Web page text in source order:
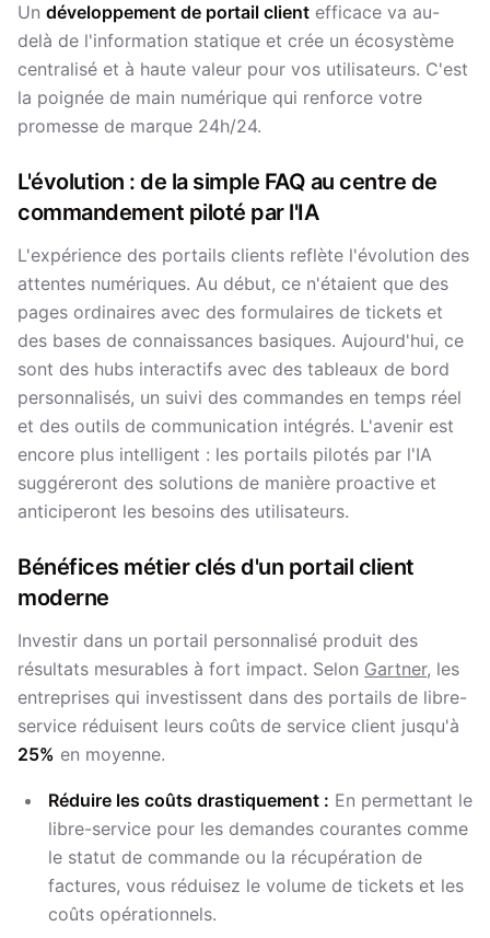
Un développement de portail client efficace va au-
delà de l'information statique et crée un écosystème
centralisé et à haute valeur pour vos utilisateurs. C'est
la poignée de main numérique qui renforce votre
promesse de marque 24h/24.
L'évolution : de la simple FAQ au centre de
commandement piloté par l'IA
L'expérience des portails clients reflète l'évolution des
attentes numériques. Au début, ce n'étaient que des
pages ordinaires avec des formulaires de tickets et
des bases de connaissances basiques. Aujourd'hui, ce
sont des hubs interactifs avec des tableaux de bord
personnalisés, un suivi des commandes en temps réel
et des outils de communication intégrés. L'avenir est
encore plus intelligent : les portails pilotés par l'IA
suggéreront des solutions de manière proactive et
anticiperont les besoins des utilisateurs.
Bénéfices métier clés d'un portail client
moderne
Investir dans un portail personnalisé produit des
résultats mesurables à fort impact. Selon Gartner, les
entreprises qui investissent dans des portails de libre-
service réduisent leurs coûts de service client jusqu'à
25% en moyenne.
Réduire les coûts drastiquement : En permettant le
libre-service pour les demandes courantes comme
le statut de commande ou la récupération de
factures, vous réduisez le volume de tickets et les
coûts opérationnels.